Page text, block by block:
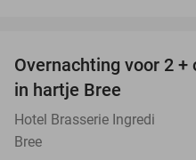
TODAY
Overnachting voor 2
in hartje Bree
Hotel Brasserie Ingredi
Bree